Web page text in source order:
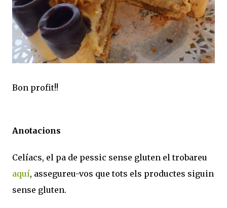
Bon profit!!
Anotacions
Celíacs, el pa de pessic sense gluten el trobareu
aquí, assegureu-vos que tots els productes siguin
sense gluten.